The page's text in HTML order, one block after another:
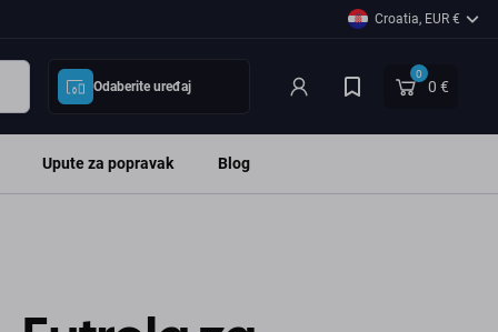
Croatia, EUR €
Odaberite uređaj
0
0 €
Upute za popravak Blog